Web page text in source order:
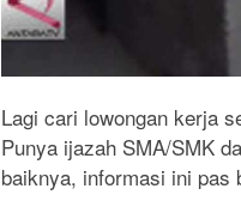
Lagi cari lowongan kerja
Punya ijazah SMA/SMK
baiknya, informasi ini pas